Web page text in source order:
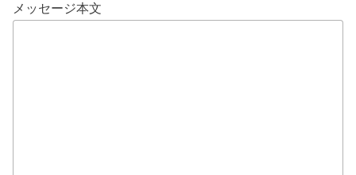
メッセージ本文